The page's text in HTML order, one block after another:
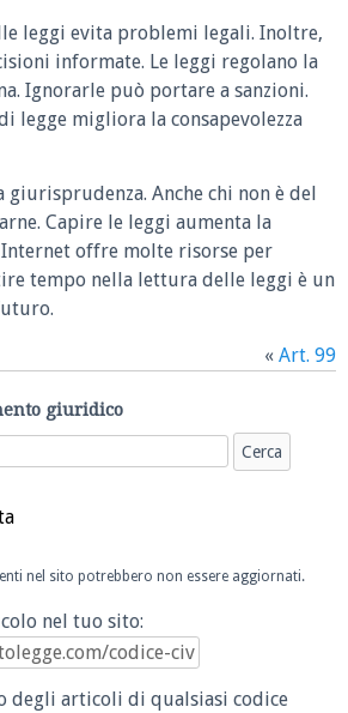
leggi evita problemi legali. Inoltre,
informate. Le leggi regolano la
Ignorarle può portare a sanzioni.
legge migliora la consapevolezza
Anche chi non è del
Capire le leggi aumenta la
Internet offre molte risorse per
tempo nella lettura delle leggi è un
« Art. 99
giuridico
nel sito potrebbero non essere aggiornati.
nel tuo sito:
degli articoli di qualsiasi codice